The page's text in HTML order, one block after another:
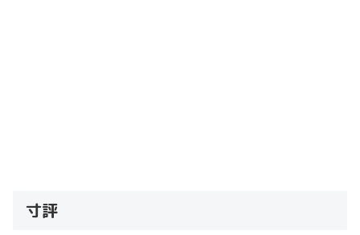
寸評